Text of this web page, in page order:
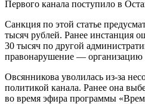
Первого канала поступило в
Санкция по этой статье
тысяч рублей. Ранее инстанция
30 тысяч по другой
правонарушение — организацию
Овсянникова уволилась из-за
политикой канала. Ранее она
во время эфира программы